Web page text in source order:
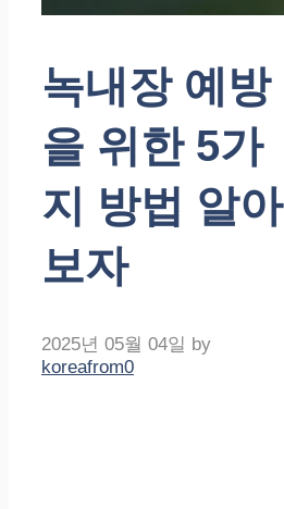
녹내장 예방
을 위한 5가
지 방법 알아
보자
2025년 05월 04일 by
koreafrom0